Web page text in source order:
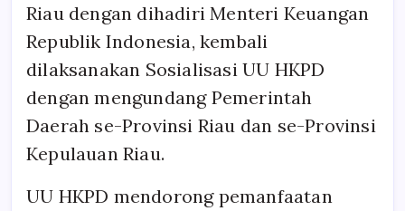
Riau dengan dihadiri Menteri Keuangan
Republik Indonesia, kembali
dilaksanakan Sosialisasi UU HKPD
dengan mengundang Pemerintah
Daerah se-Provinsi Riau dan se-Provinsi
Kepulauan Riau.
UU HKPD mendorong pemanfaatan